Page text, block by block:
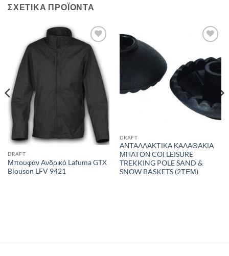
ΣΧΕΤΙΚΆ ΠΡΟΪΌΝΤΑ
Add to
wishlist
DRAFT
Μπουφάν Ανδρικό Lafuma GTX
Blouson LFV 9421
wishlist
DRAFT
ΑΝΤΑΛΛΑΚΤΙΚΑ ΚΑΛΑΘΑΚΙΑ
ΜΠΑΤΟΝ COI LEISURE
TREKKING POLE SAND &
SNOW BASKETS (2ΤΕΜ)